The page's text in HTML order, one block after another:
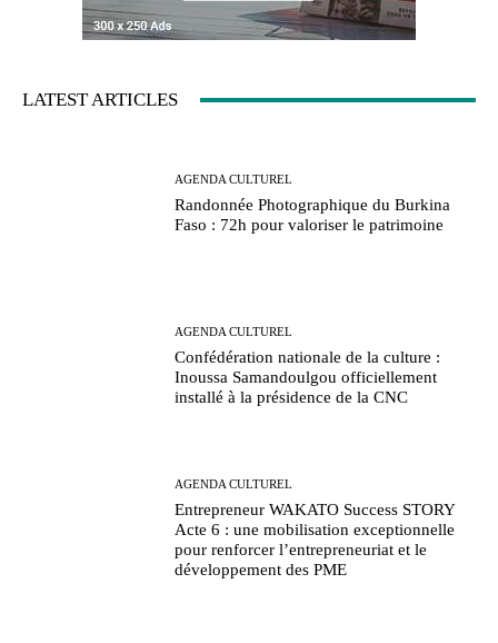
LATEST ARTICLES
AGENDA CULTUREL
Randonnée Photographique du Burkina
Faso : 72h pour valoriser le patrimoine
AGENDA CULTUREL
Confédération nationale de la culture :
Inoussa Samandoulgou officiellement
installé à la présidence de la CNC
AGENDA CULTUREL
Entrepreneur WAKATO Success STORY
Acte 6 : une mobilisation exceptionnelle
pour renforcer l’entrepreneuriat et le
développement des PME